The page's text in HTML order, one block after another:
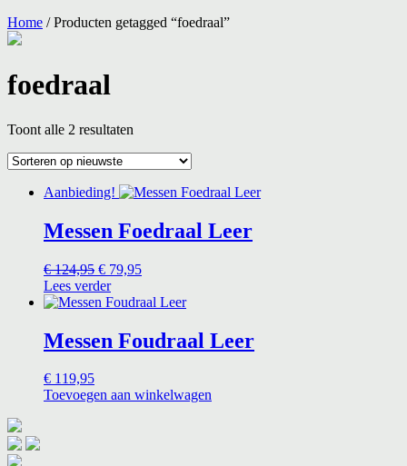
Home / Producten getagged “foedraal”
foedraal
Toont alle 2 resultaten
nieuwste
Aanbieding!
Messen Foedraal Leer
€124,95 Oorspronkelijke
prijs
was:
€ 79,95Huidige
is:
Lees verder
Messen Foudraal Leer
€ 119,95
Toevoegen aan winkelwagen